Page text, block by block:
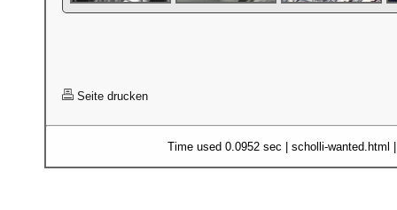
Seite drucken
Time used 0.0952 sec | scholli-